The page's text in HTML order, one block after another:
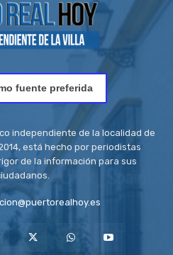
fuente preferida
independiente de la localidad de
está hecho por periodistas
de la información para sus